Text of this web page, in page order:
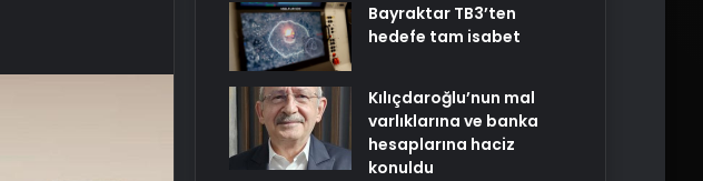
Bayraktar TB3’ten
hedefe tam isabet
Kılıçdaroğlu’nun mal
varlıklarına ve banka
hesaplarına haciz
konuldu